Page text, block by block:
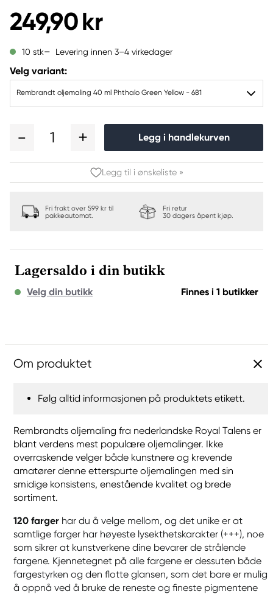
249,90 kr
10 stk Levering innen 3–4 virkedager
Velg variant:
Rembrandt oljemaling 40 ml Phthalo Green Yellow - 681
1 Legg i handlekurven
Legg til i ønskeliste »
Fri frakt over 599 kr til
pakkeautomat.
Fri retur
30 dagers åpent kjøp.
Lagersaldo i din butikk
Velg din butikk Finnes i 1 butikker
Om produktet
Følg alltid informasjonen på produktets etikett.
Rembrandts oljemaling fra nederlandske Royal Talens er
blant verdens mest populære oljemalinger. Ikke
overraskende velger både kunstnere og krevende
amatører denne etterspurte oljemalingen med sin
smidige konsistens, enestående kvalitet og brede
sortiment.
120 farger har du å velge mellom, og det unike er at
samtlige farger har høyeste lysekthetskarakter (+++), noe
som sikrer at kunstverkene dine bevarer de strålende
fargene. Kjennetegnet på alle fargene er dessuten både
fargestyrken og den flotte glansen, som det bare er mulig
å oppnå ved å bruke de reneste og fineste pigmentene